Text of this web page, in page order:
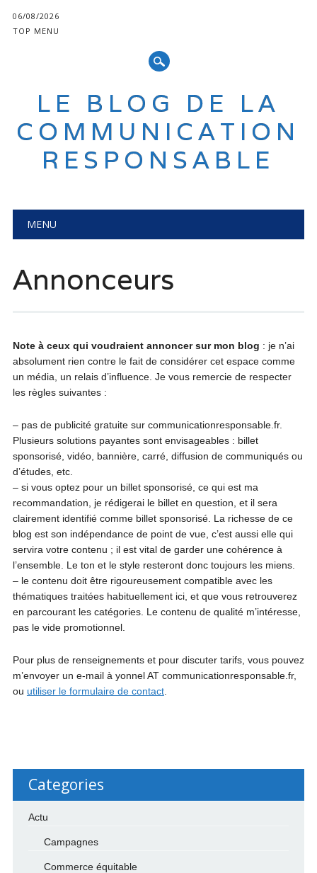
06/08/2026
TOP MENU
LE BLOG DE LA
COMMUNICATION
RESPONSABLE
Main menu
MENU
Annonceurs
Note à ceux qui voudraient annoncer sur mon blog : je n’ai
absolument rien contre le fait de considérer cet espace comme
un média, un relais d’influence. Je vous remercie de respecter
les règles suivantes :
– pas de publicité gratuite sur communicationresponsable.fr.
Plusieurs solutions payantes sont envisageables : billet
sponsorisé, vidéo, bannière, carré, diffusion de communiqués ou
d’études, etc.
– si vous optez pour un billet sponsorisé, ce qui est ma
recommandation, je rédigerai le billet en question, et il sera
clairement identifié comme billet sponsorisé. La richesse de ce
blog est son indépendance de point de vue, c’est aussi elle qui
servira votre contenu ; il est vital de garder une cohérence à
l’ensemble. Le ton et le style resteront donc toujours les miens.
– le contenu doit être rigoureusement compatible avec les
thématiques traitées habituellement ici, et que vous retrouverez
en parcourant les catégories. Le contenu de qualité m’intéresse,
pas le vide promotionnel.
Pour plus de renseignements et pour discuter tarifs, vous pouvez
m’envoyer un e-mail à yonnel AT communicationresponsable.fr,
ou utiliser le formulaire de contact.
Categories
Actu
Campagnes
Commerce équitable